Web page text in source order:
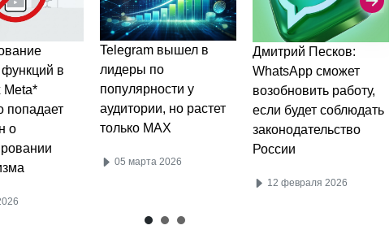
в
Meta*
попадает
о
Telegram вышел в
лидеры по
популярности у
аудитории, но растет
только MAX
05 марта 2026
Дмитрий Песков:
WhatsApp сможет
возобновить работу,
если будет соблюдать
законодательство
России
12 февраля 2026